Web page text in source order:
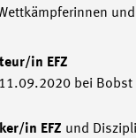
in EFZ
bei Bobst
in EFZ und